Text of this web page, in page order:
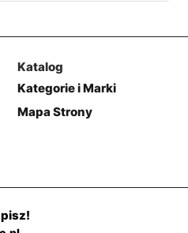
Katalog
Kategorie i Marki
Mapa Strony